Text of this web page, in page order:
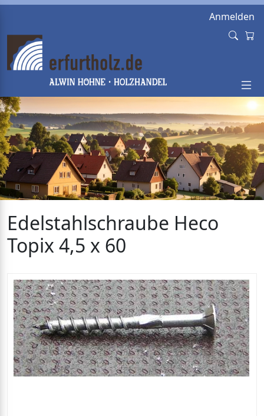
Anmelden
Edelstahlschraube Heco
Topix 4,5 x 60